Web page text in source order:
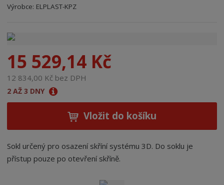
s
a
Kód výrobce: 8595208621390
Kód dodavatele:8595208621390
Výrobce: ELPLAST-KPZ
15 529,14 Kč
12 834,00 Kč bez DPH
2 AŽ 3 DNY
Vložit do košíku
Sokl určený pro osazení skříní systému 3D. Do soklu je
přístup pouze po otevření skříně.